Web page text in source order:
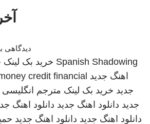
دیدگاهی
Spanish Shadowing خرید بک لینک
اهنگ جدید credit financial
جدید خرید بک لینک مترجم
جدید دانلود اهنگ جدید دانلود اهنگ
دانلود اهنگ جدید دانلود اهنگ جدید